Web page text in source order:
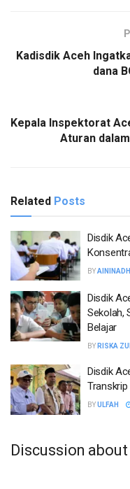
Kadisdik Aceh
dana
Kepala Inspektorat
Aturan
Related Posts
Disdik
BY
Disdik
Sekolah,
Belajar
BY RISKA
Disdik
BYULFAH
Discussion